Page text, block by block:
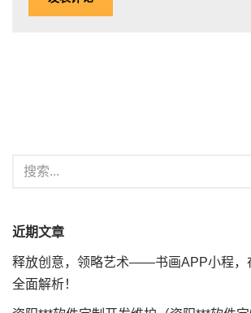
近期文章
释放创意，领略艺术——书画APP小程，
全面解析！